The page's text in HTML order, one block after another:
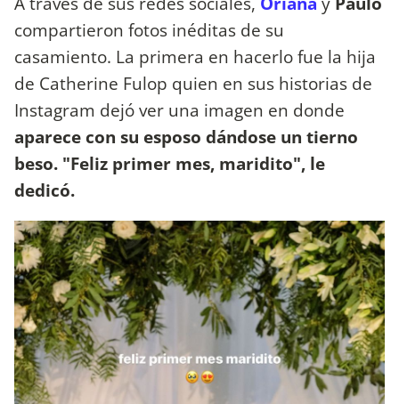
compartieron fotos inéditas de su
casamiento. La primera en hacerlo fue la hija
de Catherine Fulop quien en sus historias de
Instagram dejó ver una imagen en donde
aparece con su esposo dándose un tierno
beso. "Feliz primer mes, maridito", le
dedicó.